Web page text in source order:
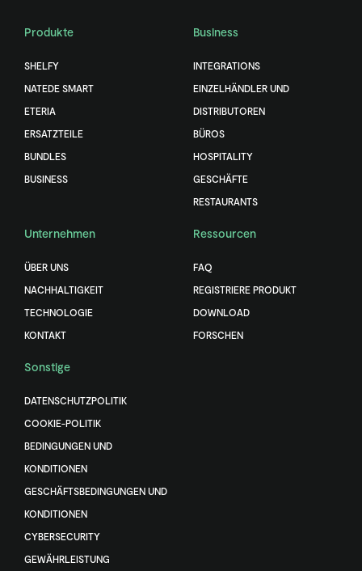
Produkte
SHELFY
NATEDE SMART
ETERIA
ERSATZTEILE
BUNDLES
BUSINESS
Business
INTEGRATIONS
EINZELHÄNDLER UND
DISTRIBUTOREN
BÜROS
HOSPITALITY
GESCHÄFTE
RESTAURANTS
Unternehmen
ÜBER UNS
NACHHALTIGKEIT
TECHNOLOGIE
KONTAKT
Ressourcen
FAQ
REGISTRIERE PRODUKT
DOWNLOAD
FORSCHEN
Sonstige
DATENSCHUTZPOLITIK
COOKIE-POLITIK
BEDINGUNGEN UND
KONDITIONEN
GESCHÄFTSBEDINGUNGEN UND
KONDITIONEN
CYBERSECURITY
GEWÄHRLEISTUNG